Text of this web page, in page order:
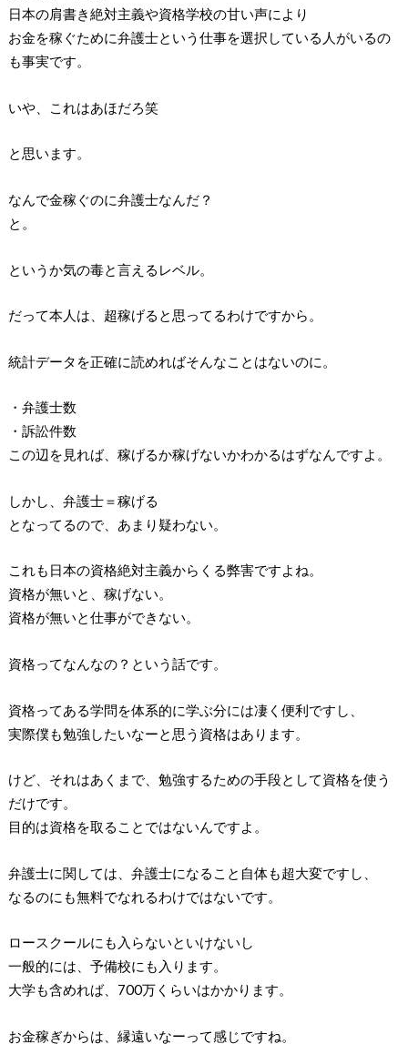
日本の肩書き絶対主義や資格学校の甘い声により
お金を稼ぐために弁護士という仕事を選択している人がいるの
も事実です。
いや、これはあほだろ笑
と思います。
なんで金稼ぐのに弁護士なんだ？
と。
というか気の毒と言えるレベル。
だって本人は、超稼げると思ってるわけですから。
統計データを正確に読めればそんなことはないのに。
・弁護士数
・訴訟件数
この辺を見れば、稼げるか稼げないかわかるはずなんですよ。
しかし、弁護士＝稼げる
となってるので、あまり疑わない。
これも日本の資格絶対主義からくる弊害ですよね。
資格が無いと、稼げない。
資格が無いと仕事ができない。
資格ってなんなの？という話です。
資格ってある学問を体系的に学ぶ分には凄く便利ですし、
実際僕も勉強したいなーと思う資格はあります。
けど、それはあくまで、勉強するための手段として資格を使う
だけです。
目的は資格を取ることではないんですよ。
弁護士に関しては、弁護士になること自体も超大変ですし、
なるのにも無料でなれるわけではないです。
ロースクールにも入らないといけないし
一般的には、予備校にも入ります。
大学も含めれば、700万くらいはかかります。
お金稼ぎからは、縁遠いなーって感じですね。